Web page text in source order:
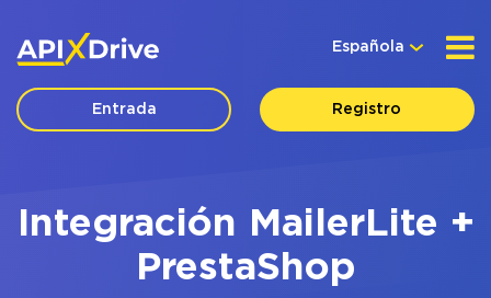
Española
Entrada Registro
Integración MailerLite +
PrestaShop